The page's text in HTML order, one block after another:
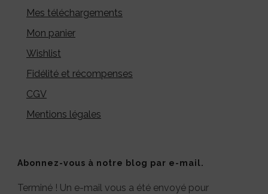
Mes téléchargements
Mon panier
Wishlist
Fidélité et récompenses
CGV
Mentions légales
Abonnez-vous à notre blog par e-mail.
Terminé ! Un e-mail vous a été envoyé pour